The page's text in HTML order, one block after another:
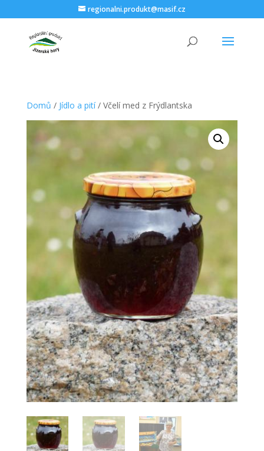
regionalni.produkt@masif.cz
Domů / Jídlo a pití/ Včelí med z Frýdlantska